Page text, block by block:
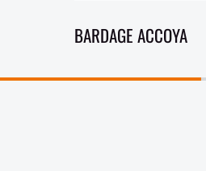
BARDAGE ACCOYA